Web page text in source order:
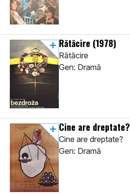
Rătăcire (1978)
Rătăcire
Gen: Dramă
Cine are dreptate?
Cine are dreptate?
Gen: Dramă